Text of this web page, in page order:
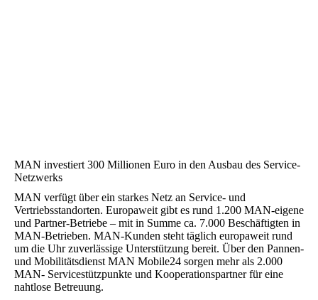
MAN investiert 300 Millionen Euro in den Ausbau des Service-
Netzwerks
MAN verfügt über ein starkes Netz an Service- und
Vertriebsstandorten. Europaweit gibt es rund 1.200 MAN-eigene
und Partner-Betriebe – mit in Summe ca. 7.000 Beschäftigten in
MAN-Betrieben. MAN-Kunden steht täglich europaweit rund
um die Uhr zuverlässige Unterstützung bereit. Über den Pannen-
und Mobilitätsdienst MAN Mobile24 sorgen mehr als 2.000
MAN- Servicestützpunkte und Kooperationspartner für eine
nahtlose Betreuung.